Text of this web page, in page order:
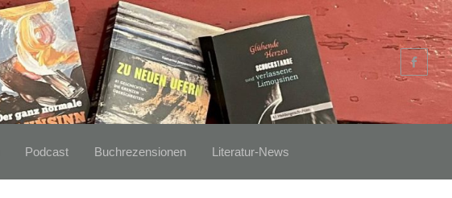
Podcast Buchrezensionen Literatur-News